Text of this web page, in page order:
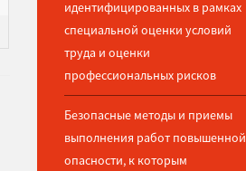
идентифицированных в рамках
специальной оценки условий
труда и оценки
профессиональных рисков
Безопасные методы и приемы
выполнения работ повышенной
опасности, к которым